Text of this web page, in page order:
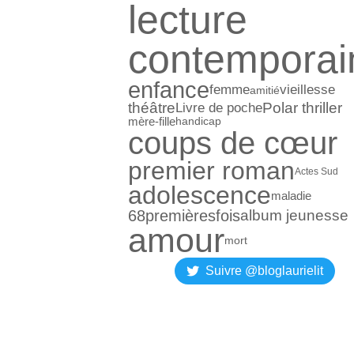
lecture
enfancefemmeamitiévieillesse
théâtreLivre de pochePolar thriller
mère-fillehandicap
coups de cœur
premier romanActes Sud
adolescencemaladie
68premièresfoisalbum jeunesse
amourmort
Suivre @bloglaurielit